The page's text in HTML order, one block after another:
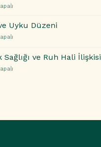
Uyku Düzeni
Sağlığı ve Ruh Hali İlişkisi